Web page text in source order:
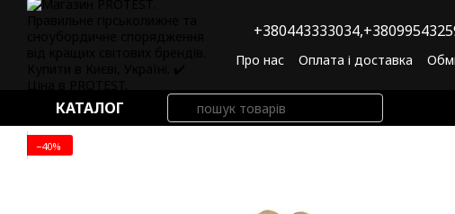
Перейти до основного контенту
+380443333034,
Про нас Оплата і доставка
КАТАЛОГ
−40%